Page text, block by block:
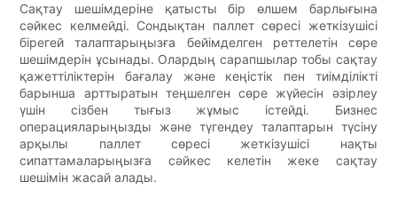
Сақтау шешімдеріне қатысты бір өлшем барлығына
сәйкес келмейді. Сондықтан паллет сөресі жеткізушісі
бірегей талаптарыңызға бейімделген реттелетін сөре
шешімдерін ұсынады. Олардың сарапшылар тобы сақтау
қажеттіліктерін бағалау және кеңістік пен тиімділікті
барынша арттыратын теңшелген сөре жүйесін әзірлеу
үшін сізбен тығыз жұмыс істейді. Бизнес
операцияларыңызды және түгендеу талаптарын түсіну
арқылы паллет сөресі жеткізушісі нақты
сипаттамаларыңызға сәйкес келетін жеке сақтау
шешімін жасай алады.